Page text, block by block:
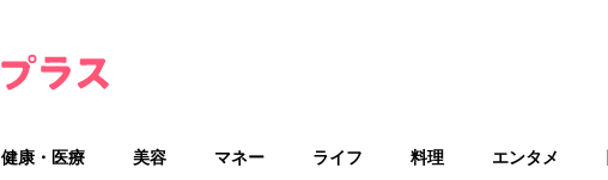
健康・医療 美容 マネー ライフ 料理 エンタメ